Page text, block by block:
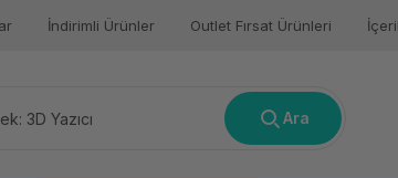
İndirimli Ürünler Outlet Fırsat Ürünleri
Ara